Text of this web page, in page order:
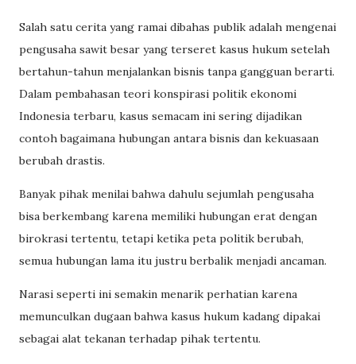
Salah satu cerita yang ramai dibahas publik adalah mengenai
pengusaha sawit besar yang terseret kasus hukum setelah
bertahun-tahun menjalankan bisnis tanpa gangguan berarti.
Dalam pembahasan teori konspirasi politik ekonomi
Indonesia terbaru, kasus semacam ini sering dijadikan
contoh bagaimana hubungan antara bisnis dan kekuasaan
berubah drastis.
Banyak pihak menilai bahwa dahulu sejumlah pengusaha
bisa berkembang karena memiliki hubungan erat dengan
birokrasi tertentu, tetapi ketika peta politik berubah,
semua hubungan lama itu justru berbalik menjadi ancaman.
Narasi seperti ini semakin menarik perhatian karena
memunculkan dugaan bahwa kasus hukum kadang dipakai
sebagai alat tekanan terhadap pihak tertentu.